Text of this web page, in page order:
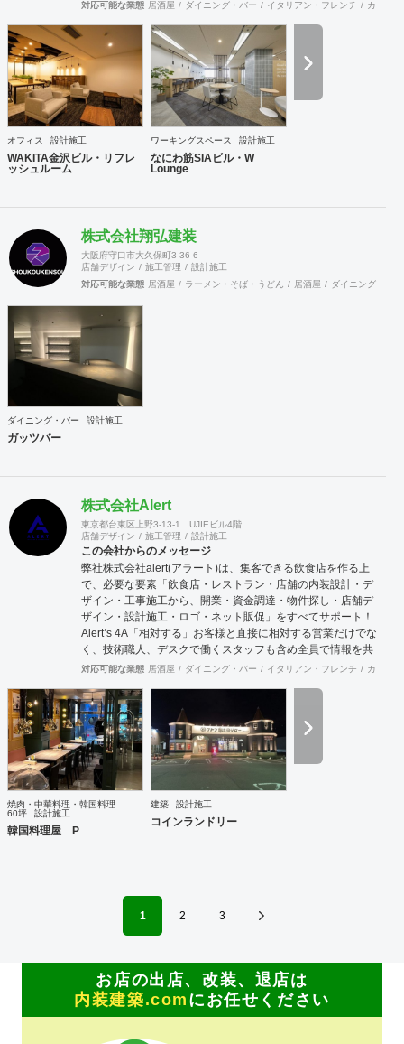
まして 今後公共施設への導入も可能になりました。
┻┳┻┳┻┳┻┳┻┳┻┳┻┳┻┳┻┳┻┳ 導入事例は
ATC2F セレッソ大阪オフィシャルCafe ATCグリーエコプラ
ザ TOYOTA春日部、NHK渋谷 、ソニー、中部電力、渋谷ヒ
カリエ 東京ベジスタイル 東京鉄道博物館 エビスフードホ
ール 渋谷DOTS、テンプホールディングなど 最近はオフィ
ス家具だけでなく店舗、飲食、住宅リノベーションまで 幅広
くプロデュースしています。 ┻┳┻┳┻┳┻┳┻┳┻┳┻┳
★TVCM https://youtu.be/6_JELhk7OrQ ★Insta
https://www.instagram.com/explore/tags/パレットハウスジャ
パン/?hl=ja ★ヤフーNEWS
00067545/ ┻┳┻┳┻┳┻┳┻┳┻┳┻┳┻┳┻┳┻┳
や空間見て下さい！！！ 工場もオフィスも開放しています。
製造現場を見ながらお客様とクリエーターが 一緒になって
(^^)で空間を作れるのが ┏━━┓ ┃田田┣━┓
古材でつくる 心地い〜(^^)家具と空間 ┃田田┃田┃
レットハウスジャパン http://pallethouse.wpblog.jp/
■P■A■L■L■E■T■H■O■U■S■E■J■A■P■A■N■■■■■■■■■■■■
〒578-0921 大阪府東大阪市水走3-3-7 TEL 072-966-8010
FAX 072-966-8020 pallet.house.japan@gmail.com
います。 私たちのビジネスの根底には「ClientFirst=すべて
はクライアントのために」という考え方があり、クライアン
トからの要望やニーズに対して考え抜く姿勢を徹底すること
で、期待以上の結果を出していきたいと考えています。 【事
業内容】 1. 既存建築物のリモデルに関する企画、設計 2. 既
存建築物のリモデルに関する工事請負業務 3. オフィスの企
画、レイアウト、設計 4. 宿泊施設、商業施設等の企画、設計
5. ディスプレイの企画、設計 6. 全各号に関する施工、管
理、プロジェクトマネジメント
対応可能な業態 居酒屋 ダイニング・バー イタリアン・フレンチ カフェ
オフィス 設計施工
WAKITA金沢ビル・リフレ
ッシュルーム
ワーキングスペース 設計施工
なにわ筋SIAビル・W
Lounge
株式会社翔弘建装
大阪府守口市大久保町3-36-6
店舗デザイン
施工管理
設計施工
対応可能な業態 居酒屋 ラーメン・そば・うどん 居酒屋 ダイニング・バー
ダイニング・バー 設計施工
ガッツバー
株式会社Alert
東京都台東区上野3-13-1 UJIEビル4階
店舗デザイン
施工管理 設計施工
この会社からのメッセージ
弊社株式会社alert(アラート)は、集客できる飲食店を作る上
で、必要な要素「飲食店・レストラン・店舗の内装設計・デ
ザイン・工事施工から、開業・資金調達・物件探し・店舗デ
ザイン・設計施工・ロゴ・ネット販促」をすべてサポート！
Alert’s 4A「相対する」お客様と直接に相対する営業だけでな
く、技術職人、デスクで働くスタッフも含め全員で情報を共
有し確かな物を供給します。「歩み寄る」問題解決のために
ですので先ずはご相談下さい。互いに歩み寄りましょう。
「歩き出す」これまでお客様の理想を最後まで形にして歩み
続けて来ました。ここから新しい一歩を共に歩き始めましょ
う。「溢れ出る」希望と活気に満ち溢れたお店に沢山の人が
溢れる事が私共の望む何よりの幸せです。 店舗内装工事・新
築工事・飲食、インドアゴルフ等の店舗開発コンサルタント
対応可能な業態 居酒屋 ダイニング・バー イタリアン・フレンチ カフェ
焼肉・中華料理・韓国料理
60坪
設計施工
韓国料理屋 P
建築 設計施工
コインランドリー
1 2 3
お店の出店、改装、退店は
内装建築.com にお任せください